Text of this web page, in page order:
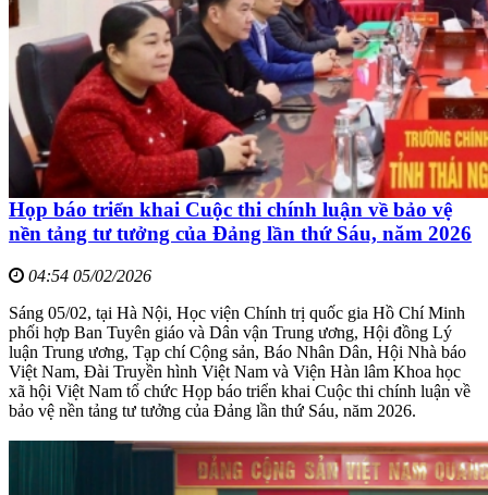
Họp báo triển khai Cuộc thi chính luận về bảo vệ
nền tảng tư tưởng của Đảng lần thứ Sáu, năm 2026
04:54 05/02/2026
Sáng 05/02, tại Hà Nội, Học viện Chính trị quốc gia Hồ Chí Minh
phối hợp Ban Tuyên giáo và Dân vận Trung ương, Hội đồng Lý
luận Trung ương, Tạp chí Cộng sản, Báo Nhân Dân, Hội Nhà báo
Việt Nam, Đài Truyền hình Việt Nam và Viện Hàn lâm Khoa học
xã hội Việt Nam tổ chức Họp báo triển khai Cuộc thi chính luận về
bảo vệ nền tảng tư tưởng của Đảng lần thứ Sáu, năm 2026.